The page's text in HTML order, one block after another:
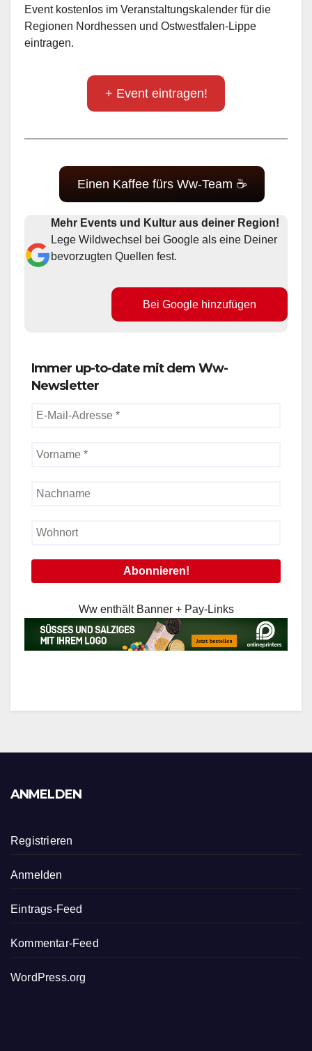
Event kostenlos im Veranstaltungskalender für die
Regionen Nordhessen und Ostwestfalen-Lippe
eintragen.
+ Event eintragen!
Einen Kaffee fürs Ww-Team ☕
Mehr Events und Kultur aus deiner Region!
Lege Wildwechsel bei Google als eine Deiner
bevorzugten Quellen fest.
Bei Google hinzufügen
Immer up-to-date mit dem Ww-
Newsletter
Ww enthält Banner + Pay-Links
ANMELDEN
Registrieren
Anmelden
Eintrags-Feed
Kommentar-Feed
WordPress.org